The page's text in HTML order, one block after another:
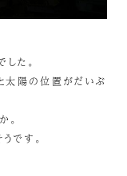
た。
太陽の位置がだいぶ
。
です。